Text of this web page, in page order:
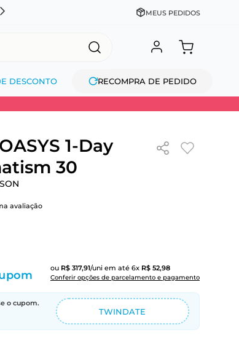
CADASTRE-SE GANHE 10% NA PRIMEIRA COMPRA +
MEUS PEDIDOS
DESCONTO RECOMPRA DE PEDIDO
1-Day
30
avaliação
ou R$ 317,91/uni em até 6x R$ 52,98
Conferir opções de parcelamento e pagamento
o cupom.
TWINDATE